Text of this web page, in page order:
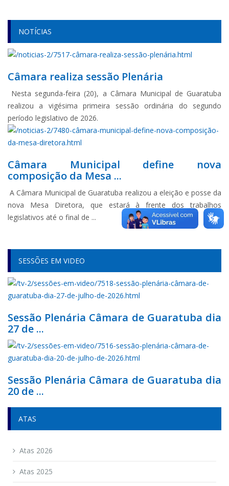
NOTÍCIAS
Câmara realiza sessão Plenária
Nesta segunda-feira (20), a Câmara Municipal de Guaratuba
realizou a vigésima primeira sessão ordinária do segundo
período legislativo de 2026.
Câmara Municipal define nova
composição da Mesa ...
A Câmara Municipal de Guaratuba realizou a eleição e posse da
nova Mesa Diretora, que estará à frente dos trabalhos
legislativos até o final de ...
SESSÕES EM VIDEO
Sessão Plenária Câmara de Guaratuba dia
27 de ...
Sessão Plenária Câmara de Guaratuba dia
20 de ...
ATAS
Atas 2026
Atas 2025